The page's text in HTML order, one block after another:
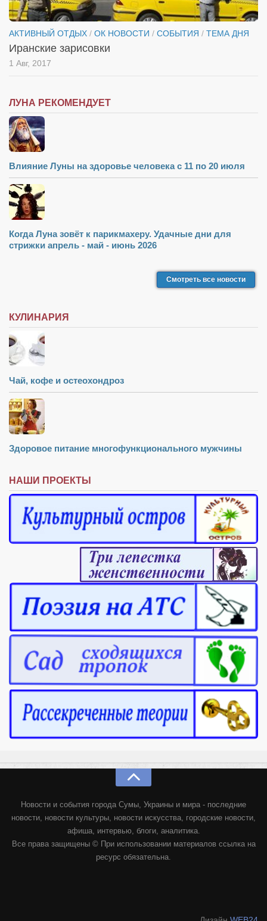
АКТИВНЫЙ ОТДЫХ / ОК НОВОСТИ / СОБЫТИЯ / ТЕМА ДНЯ
Иранские зарисовки
1 Авг, 2017
ЛУНА РЕКОМЕНДУЕТ
Влияние Луны на здоровье человека с 11 по 20 июля
Когда Луна зовёт к парикмахеру. Удачные дни для
стрижки апрель - май - июнь 2026
Смотреть все новости
КУЛИНАРИЯ
Чай, кофе и остеохондроз
Здоровое питание многофункционального мужчины
НАШИ ПРОЕКТЫ
Новости и события города Сумы, Украины и мира - последние
новости, новости культуры, новости искусства, городские новости,
афиша, интервью, блоги, аналитика.
Все права защищены © При использовании материалов ссылка на
ресурс обязательна.